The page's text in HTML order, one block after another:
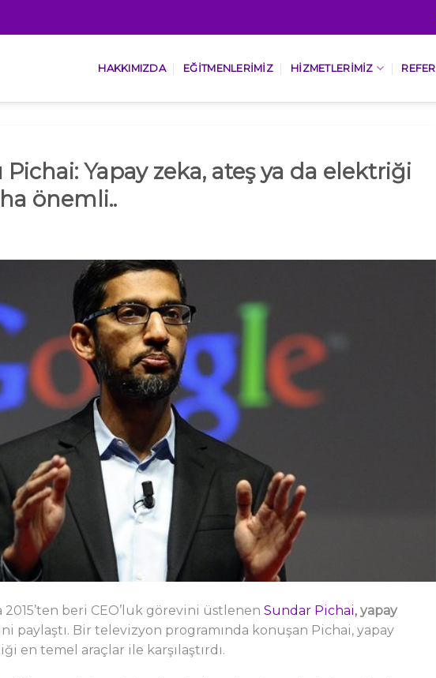
HAKKIMIZDA EĞITMENLERIMIZ HIZMETLERIMIZ
Pichai: Yapay zeka, ateş ya da elektriği
önemli..
2015’ten beri CEO’luk görevini üstlenen Sundar Pichai, yapay
paylaştı. Bir televizyon programında konuşan Pichai, yapay
en temel araçlar ile karşılaştırdı.